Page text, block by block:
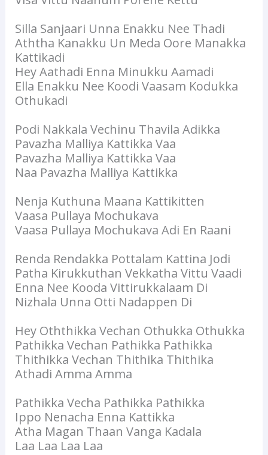
Silla Sanjaari Unna Enakku Nee Thadi
Aththa Kanakku Un Meda Oore Manakka
Kattikadi
Hey Aathadi Enna Minukku Aamadi
Ella Enakku Nee Koodi Vaasam Kodukka
Othukadi
Podi Nakkala Vechinu Thavila Adikka
Pavazha Malliya Kattikka Vaa
Pavazha Malliya Kattikka Vaa
Naa Pavazha Malliya Kattikka
Nenja Kuthuna Maana Kattikitten
Vaasa Pullaya Mochukava
Vaasa Pullaya Mochukava Adi En Raani
Renda Rendakka Pottalam Kattina Jodi
Patha Kirukkuthan Vekkatha Vittu Vaadi
Enna Nee Kooda Vittirukkalaam Di
Nizhala Unna Otti Nadappen Di
Hey Oththikka Vechan Othukka Othukka
Pathikka Vechan Pathikka Pathikka
Thithikka Vechan Thithika Thithika
Athadi Amma Amma
Pathikka Vecha Pathikka Pathikka
Ippo Nenacha Enna Kattikka
Atha Magan Thaan Vanga Kadala
Laa Laa Laa Laa